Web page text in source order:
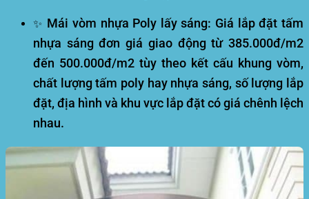
✨ Mái vòm nhựa Poly lấy sáng: Giá lắp đặt tấm
nhựa sáng đơn giá giao động từ 385.000đ/m2
đến 500.000đ/m2 tùy theo kết cấu khung vòm,
chất lượng tấm poly hay nhựa sáng, số lượng lắp
đặt, địa hình và khu vực lắp đặt có giá chênh lệch
nhau.